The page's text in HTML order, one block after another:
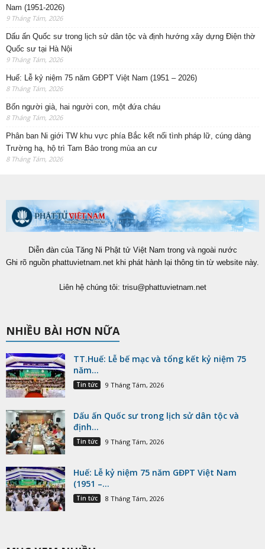
Nam (1951-2026)
9 Tháng Tám, 2026
Dấu ấn Quốc sư trong lịch sử dân tộc và định hướng xây dựng Điện thờ
Quốc sư tại Hà Nội
9 Tháng Tám, 2026
Huế: Lễ kỷ niệm 75 năm GĐPT Việt Nam (1951 – 2026)
8 Tháng Tám, 2026
Bốn người già, hai người con, một đứa cháu
8 Tháng Tám, 2026
Phân ban Ni giới TW khu vực phía Bắc kết nối tình pháp lữ, cúng dàng
Trường hạ, hộ trì Tam Bảo trong mùa an cư
8 Tháng Tám, 2026
Diễn đàn của Tăng Ni Phật tử Việt Nam trong và ngoài nước
Ghi rõ nguồn phattuvietnam.net khi phát hành lại thông tin từ website này.
Liên hệ chúng tôi: trisu@phattuvietnam.net
NHIỀU BÀI HƠN NỮA
TT.Huế: Lễ bế mạc và tổng kết kỷ niệm 75
năm...
Tin tức 9 Tháng Tám, 2026
Dấu ấn Quốc sư trong lịch sử dân tộc và
định...
Tin tức 9 Tháng Tám, 2026
Huế: Lễ kỷ niệm 75 năm GĐPT Việt Nam
(1951 –...
Tin tức 8 Tháng Tám, 2026